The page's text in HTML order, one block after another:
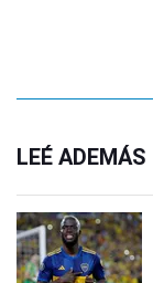
LEÉ ADEMÁS